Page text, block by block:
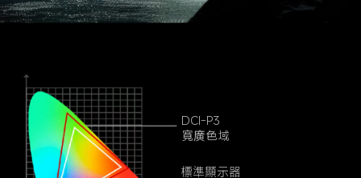
DCI-P3
寬廣色域
標準顯示器